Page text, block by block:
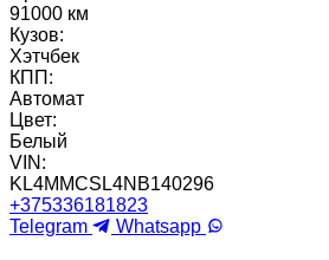
91000 км
Кузов:
Хэтчбек
КПП:
Автомат
Цвет:
Белый
VIN:
KL4MMCSL4NB140296
+375336181823
Telegram
Whatsapp